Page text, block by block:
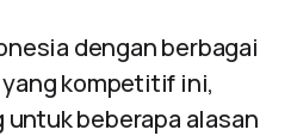
dengan berbagai
kompetitif ini,
beberapa alasan